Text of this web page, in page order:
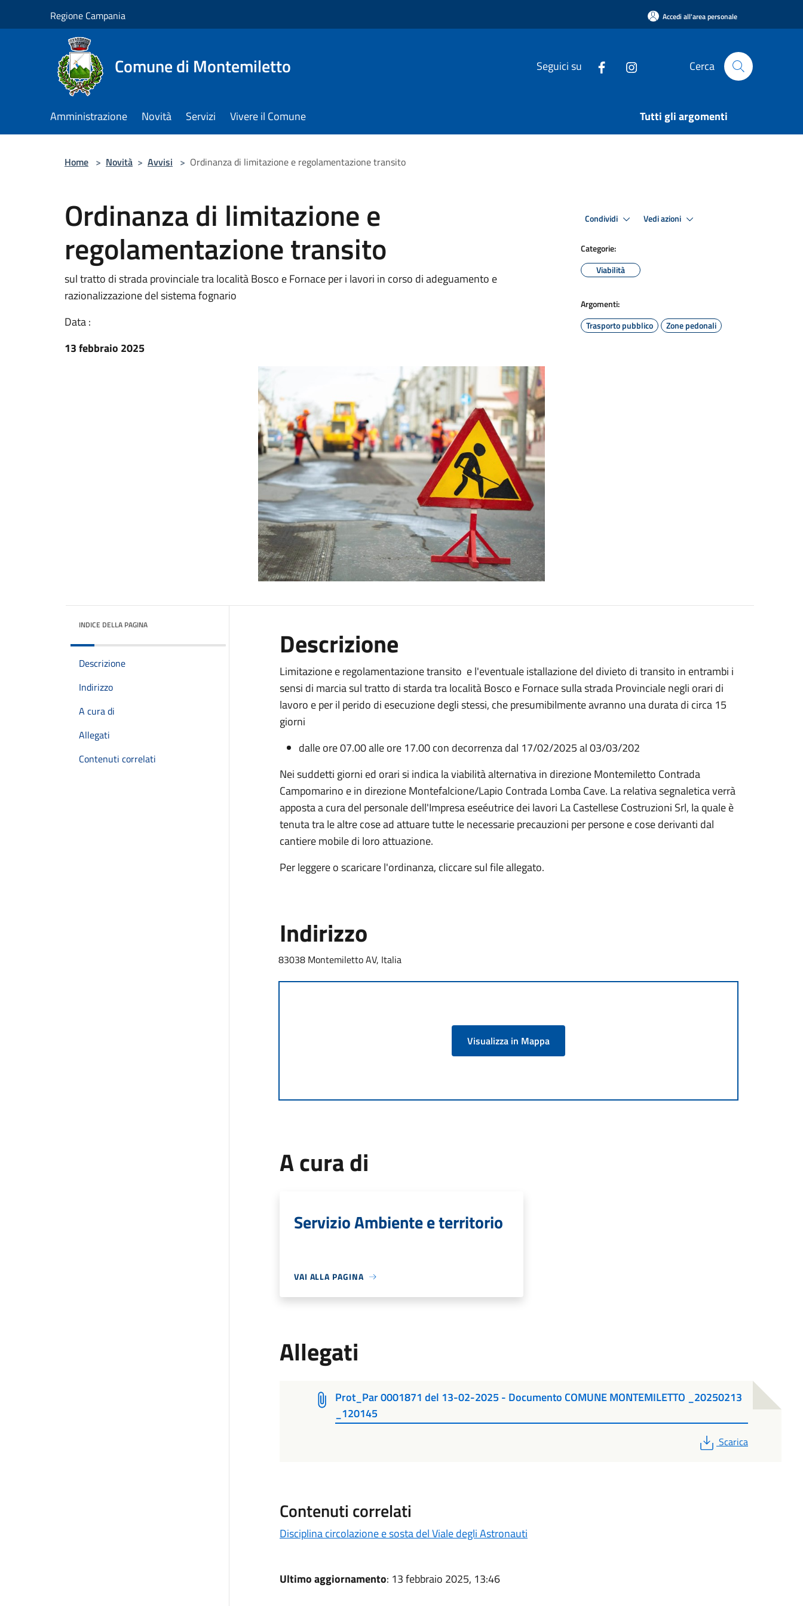
Regione Campania Accedi all'area personale
Comune di Montemiletto Seguici su Cerca
Amministrazione Novità Servizi Vivere il Comune Tutti gli argomenti
Home > Novità > Avvisi > Ordinanza di limitazione e regolamentazione transito
Ordinanza di limitazione e
regolamentazione transito
sul tratto di strada provinciale tra località Bosco e Fornace per i lavori in corso di adeguamento e
razionalizzazione del sistema fognario
Data :
13 febbraio 2025
Condividi Vedi azioni
Categorie:
Viabilità
Argomenti:
Trasporto pubblico
Zone pedonali
INDICE DELLA PAGINA
Descrizione
Indirizzo
A cura di
Allegati
Contenuti correlati
Descrizione
Limitazione e regolamentazione transito e l'eventuale istallazione del divieto di transito in entrambi i
sensi di marcia sul tratto di starda tra località Bosco e Fornace sulla strada Provinciale negli orari di
lavoro e per il perido di esecuzione degli stessi, che presumibilmente avranno una durata di circa 15
giorni
dalle ore 07.00 alle ore 17.00 con decorrenza dal 17/02/2025 al 03/03/202
Nei suddetti giorni ed orari si indica la viabilità alternativa in direzione Montemiletto Contrada
Campomarino e in direzione Montefalcione/Lapio Contrada Lomba Cave. La relativa segnaletica verrà
apposta a cura del personale dell'Impresa eseéutrice dei lavori La Castellese Costruzioni Srl, la quale è
tenuta tra le altre cose ad attuare tutte le necessarie precauzioni per persone e cose derivanti dal
cantiere mobile di loro attuazione.
Per leggere o scaricare l'ordinanza, cliccare sul file allegato.
Indirizzo
83038 Montemiletto AV, Italia
Visualizza in Mappa
A cura di
Servizio Ambiente e territorio
VAI ALLA PAGINA
Allegati
Prot_Par 0001871 del 13-02-2025 - Documento COMUNE MONTEMILETTO _20250213
_120145
PDF
Scarica
Contenuti correlati
Disciplina circolazione e sosta del Viale degli Astronauti
Ultimo aggiornamento: 13 febbraio 2025, 13:46